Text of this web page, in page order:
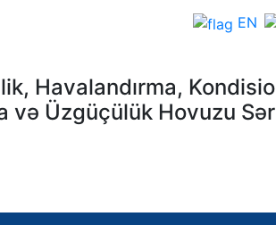
EN
Havalandırma,
və Üzgüçülük Hovuzu